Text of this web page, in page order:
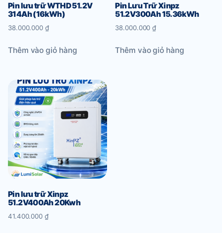
Pin lưu trữ WTHD 51.2V
314Ah (16kWh)
38.000.000 ₫
Thêm vào giỏ hàng
Pin Lưu Trữ Xinpz
51.2V300Ah 15.36kWh
38.000.000₫
Thêm vào giỏ hàng
Pin lưu trữ Xinpz
51.2V400Ah 20Kwh
41.400.000 ₫